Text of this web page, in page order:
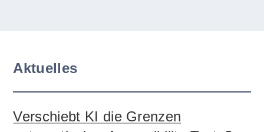
Aktuelles
Verschiebt KI die Grenzen